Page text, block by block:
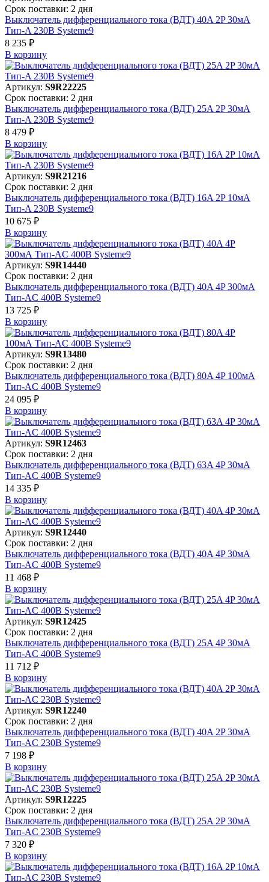
Срок поставки: 2 дня
Выключатель дифференциального тока (ВДТ) 40A 2P 30мА
Тип-A 230В Systeme9
8 235 ₽
В корзинy
Артикул: S9R22225
Срок поставки: 2 дня
Выключатель дифференциального тока (ВДТ) 25A 2P 30мА
Тип-A 230В Systeme9
8 479 ₽
В корзинy
Артикул: S9R21216
Срок поставки: 2 дня
Выключатель дифференциального тока (ВДТ) 16A 2P 10мА
Тип-A 230В Systeme9
10 675 ₽
В корзинy
Артикул: S9R14440
Срок поставки: 2 дня
Выключатель дифференциального тока (ВДТ) 40A 4P 300мА
Тип-AC 400В Systeme9
13 725 ₽
В корзинy
Артикул: S9R13480
Срок поставки: 2 дня
Выключатель дифференциального тока (ВДТ) 80A 4P 100мА
Тип-AC 400В Systeme9
24 095 ₽
В корзинy
Артикул: S9R12463
Срок поставки: 2 дня
Выключатель дифференциального тока (ВДТ) 63A 4P 30мА
Тип-AC 400В Systeme9
14 335 ₽
В корзинy
Артикул: S9R12440
Срок поставки: 2 дня
Выключатель дифференциального тока (ВДТ) 40A 4P 30мА
Тип-AC 400В Systeme9
11 468 ₽
В корзинy
Артикул: S9R12425
Срок поставки: 2 дня
Выключатель дифференциального тока (ВДТ) 25A 4P 30мА
Тип-AC 400В Systeme9
11 712 ₽
В корзинy
Артикул: S9R12240
Срок поставки: 2 дня
Выключатель дифференциального тока (ВДТ) 40A 2P 30мА
Тип-AC 230В Systeme9
7 198 ₽
В корзинy
Артикул: S9R12225
Срок поставки: 2 дня
Выключатель дифференциального тока (ВДТ) 25A 2P 30мА
Тип-AC 230В Systeme9
7 320 ₽
В корзинy